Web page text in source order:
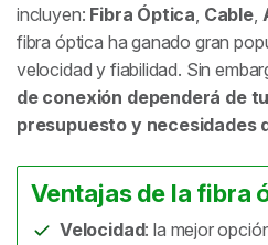
incluyen: Fibra Óptica, Cable,
fibra óptica ha ganado gran
velocidad y fiabilidad. Sin
de conexión dependerá de
presupuesto y necesidades
Ventajas de la fibra
Velocidad: la mejor